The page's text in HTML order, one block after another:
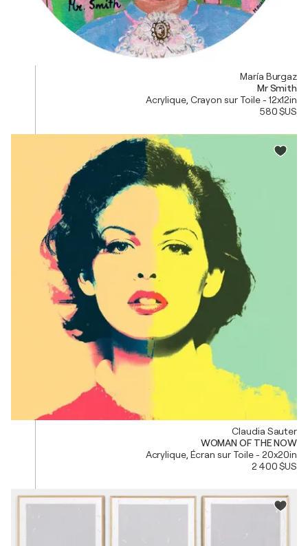
María Burgaz
Mr Smith
Acrylique, Crayon sur Toile - 12x12in
580 $US
Claudia Sauter
WOMAN OF THE NOW
Acrylique, Écran sur Toile - 20x20in
2 400 $US